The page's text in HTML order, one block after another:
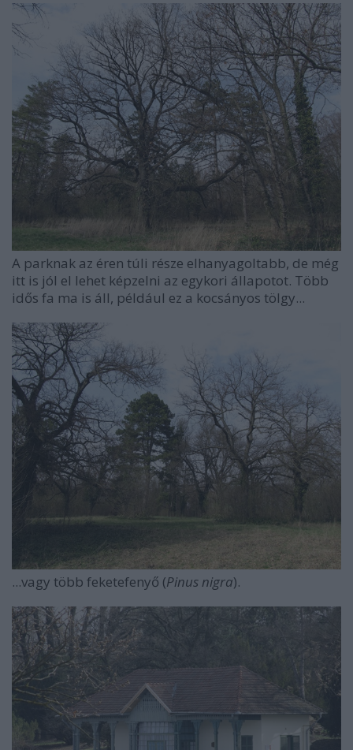
A parknak az éren túli része elhanyagoltabb, de még
itt is jól el lehet képzelni az egykori állapotot. Több
idős fa ma is áll, például ez a kocsányos tölgy...
...vagy több feketefenyő (Pinus nigra).